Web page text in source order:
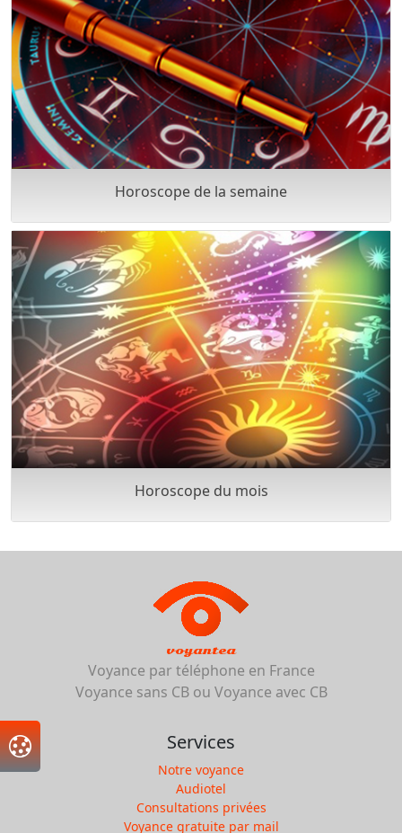
Horoscope de la semaine
Horoscope du mois
voyantea
Voyance par téléphone en France
Voyance sans CB ou Voyance avec CB
Services
Notre voyance
Audiotel
Consultations privées
Voyance gratuite par mail